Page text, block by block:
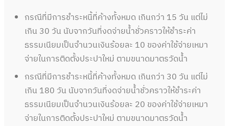
กรณีที่มีการชำระหนี้ที่ค้างทั้งหมด เกินกว่า 15 วัน แต่ไม่
เกิน 30 วัน นับจากวันที่งดจ่ายน้ำชั่วคราวให้ชำระค่า
ธรรมเนียมเป็นจำนวนเงินร้อยละ 10 ของค่าใช้จ่ายเหมา
จ่ายในการติดตั้งประปาใหม่ ตามขนาดมาตรวัดน้ำ
กรณีที่มีการชำระหนี้ที่ค้างทั้งหมด เกินกว่า 30 วัน แต่ไม่
เกิน 180 วัน นับจากวันที่งดจ่ายน้ำชั่วคราวให้ชำระค่า
ธรรมเนียมเป็นจำนวนเงินร้อยละ 20 ของค่าใช้จ่ายเหมา
จ่ายในการติดตั้งประปาใหม่ ตามขนาดมาตรวัดน้ำ